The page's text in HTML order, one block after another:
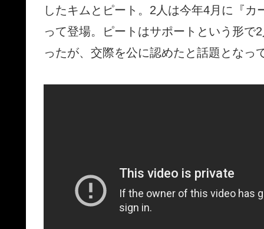
したキムとピート。2人は今年4月に『
って登場。ピートはサポートという形で
ったが、交際を公に認めたと話題となっ